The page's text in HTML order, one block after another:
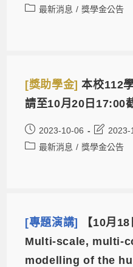
最新消息 / 獎學金公告
[獎助學金]本校112
請至10月20日17:00
2023-10-06
2023-
最新消息 / 獎學金公告
[專題演講]
【10月
Multi-scale, multi-
modelling of the